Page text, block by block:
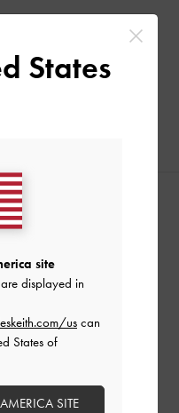
States
site
displayed in
uscan
States of
SITE